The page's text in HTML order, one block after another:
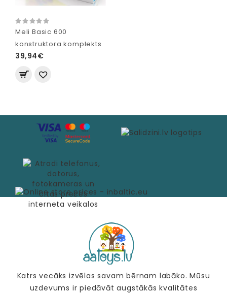
Meli Basic 600
konstruktora komplekts
39,94€
Katrs vecāks izvēlas savam bērnam labāko. Mūsu
uzdevums ir piedāvāt augstākās kvalitātes